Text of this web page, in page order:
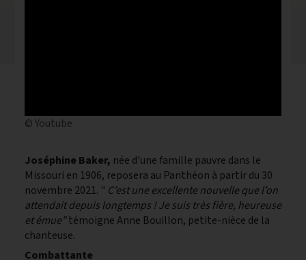
© Youtube
Joséphine Baker, née d'une famille pauvre dans le
Missouri en 1906, reposera au Panthéon à partir du 30
novembre 2021. " C’est une excellente nouvelle que l’on
attendait depuis longtemps ! Je suis très fière, heureuse
et émue"témoigne Anne Bouillon, petite-nièce de la
chanteuse.
Combattante